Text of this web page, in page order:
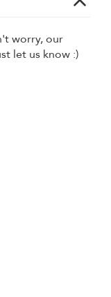
worry, our
let us know :)